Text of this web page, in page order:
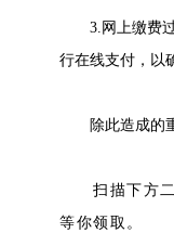
3.网上缴费过
行在线支付，以
除此造成的重
扫描下方二
等你领取。